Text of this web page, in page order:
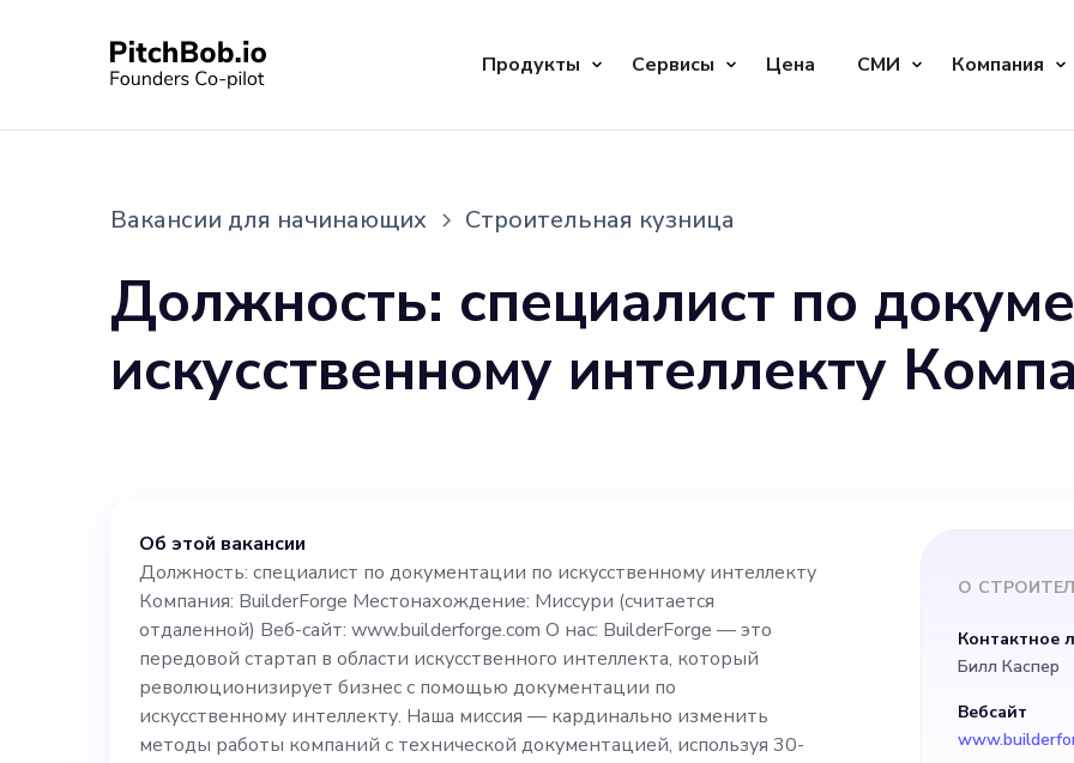
Продукты Сервисы Цена СМИ Компания
Вакансии для начинающих Строительная кузница
Должность: специалист по
искусственному интеллекту Компания:
www.builderforge.com О нас: BuilderForge — это
передовой стартап в области
интеллекта, который
Об этой вакансии
Должность: специалист по документации по искусственному интеллекту
Компания: BuilderForge Местонахождение: Миссури (считается
отдаленной) Веб-сайт: www.builderforge.com О нас: BuilderForge — это
передовой стартап в области искусственного интеллекта, который
революционизирует бизнес с помощью документации по
искусственному интеллекту. Наша миссия — кардинально изменить
методы работы компаний с технической документацией, используя 30-
О
Контактное
Билл Каспер
Вебсайт